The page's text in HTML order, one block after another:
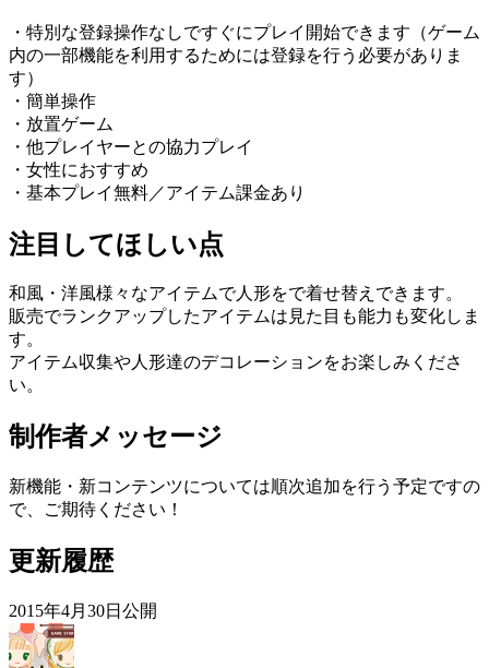
・特別な登録操作なしですぐにプレイ開始できます（ゲーム
内の一部機能を利用するためには登録を行う必要がありま
す）
・簡単操作
・放置ゲーム
・他プレイヤーとの協力プレイ
・女性におすすめ
・基本プレイ無料／アイテム課金あり
注目してほしい点
和風・洋風様々なアイテムで人形をで着せ替えできます。
販売でランクアップしたアイテムは見た目も能力も変化しま
す。
アイテム収集や人形達のデコレーションをお楽しみくださ
い。
制作者メッセージ
新機能・新コンテンツについては順次追加を行う予定ですの
で、ご期待ください！
更新履歴
2015年4月30日公開